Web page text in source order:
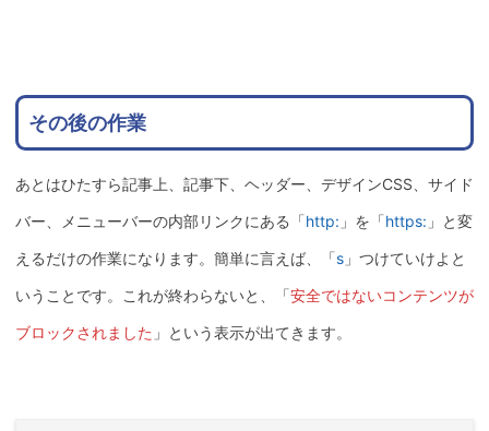
その後の作業
あとはひたすら記事上、記事下、ヘッダー、デザインCSS、サイド
バー、メニューバーの内部リンクにある「http: 」を「https: 」と変
えるだけの作業になります。簡単に言えば、「s 」つけていけよと
いうことです。これが終わらないと、「安全ではないコンテンツが
ブロックされました 」という表示が出てきます。